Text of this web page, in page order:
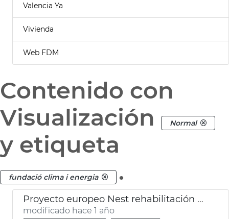
Valencia Ya
Vivienda
Web FDM
Contenido con
Visualización
Normal
y etiqueta
fundació clima i energia .
Proyecto europeo Nest rehabilitación energética viviendas
modificado hace 1 año